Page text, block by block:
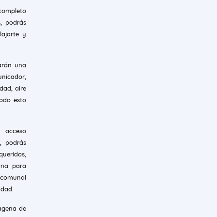
podrás
y
una
aire
esto
acceso
podrás
para
de